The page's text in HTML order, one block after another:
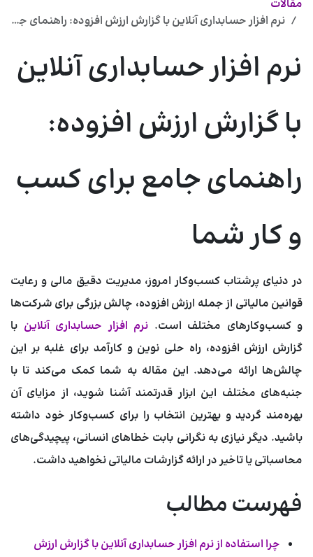
مقالات
نرم افزار حسابداری آنلاین با گزارش ارزش افزوده: راهنمای جامع
نرم افزار حسابداری آنلاین
با گزارش ارزش افزوده:
راهنمای جامع برای کسب
و کار شما
در دنیای پرشتاب کسب‌وکار امروز، مدیریت دقیق مالی و رعایت
قوانین مالیاتی از جمله ارزش افزوده، چالش بزرگی برای شرکت‌ها
و کسب‌وکارهای مختلف است. نرم افزار حسابداری آنلاین با
گزارش ارزش افزوده، راه حلی نوین و کارآمد برای غلبه بر این
چالش‌ها ارائه می‌دهد. این مقاله به شما کمک می‌کند تا با
جنبه‌های مختلف این ابزار قدرتمند آشنا شوید، از مزایای آن
بهره‌مند گردید و بهترین انتخاب را برای کسب‌وکار خود داشته
باشید. دیگر نیازی به نگرانی بابت خطاهای انسانی، پیچیدگی‌های
محاسباتی یا تاخیر در ارائه گزارشات مالیاتی نخواهید داشت.
فهرست مطالب
چرا استفاده از نرم افزار حسابداری آنلاین با گزارش ارزش